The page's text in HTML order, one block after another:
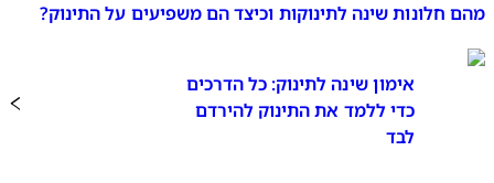
מהם חלונות שינה לתינוקות וכיצד הם משפיעים על התינוק?
אימון שינה לתינוק: כל הדרכים
כדי ללמד את התינוק להירדם
לבד